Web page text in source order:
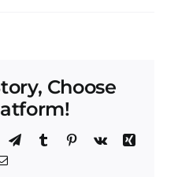
Choose
TelegramTumblrPinterest
Vk
Xing
Correo